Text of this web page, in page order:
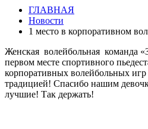
ГЛАВНАЯ
Новости
1 место в корпоративном
Женская волейбольная команда
первом месте спортивного
корпоративных волейбольных игр
традицией! Спасибо нашим
лучшие! Так держать!